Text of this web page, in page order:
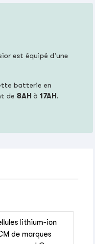
est équipé d'une
batterie en
de 8AH à 17AH.
lithium-ion
de marques